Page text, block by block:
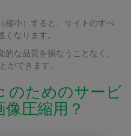
縮小）すると、サイトのすべ
なります。
な品質を損なうことなく、
ができます。
のためのサービ
圧縮用？